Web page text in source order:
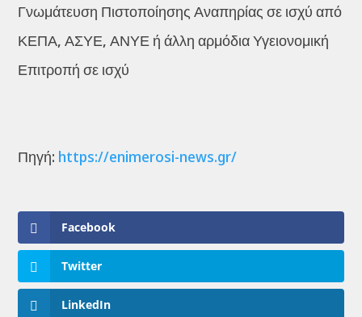
Γνωμάτευση Πιστοποίησης Αναπηρίας σε ισχύ από
ΚΕΠΑ, ΑΣΥΕ, ΑΝΥΕ ή άλλη αρμόδια Υγειονομική
Επιτροπή σε ισχύ
Πηγή: https://enimerosi-news.gr/
Facebook
Twitter
LinkedIn